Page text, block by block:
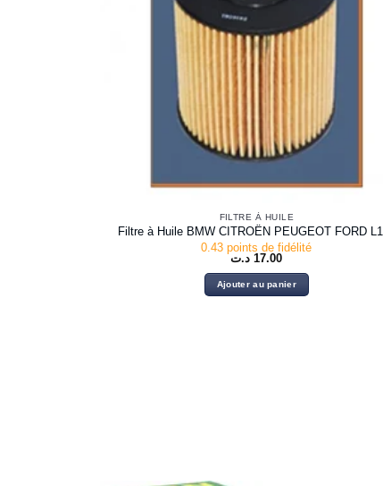
FILTRE À HUILE
Filtre à Huile BMW CITROËN PEUGEOT FORD
0.43 points de fidélité
17.00 د.ت
Ajouter au panier